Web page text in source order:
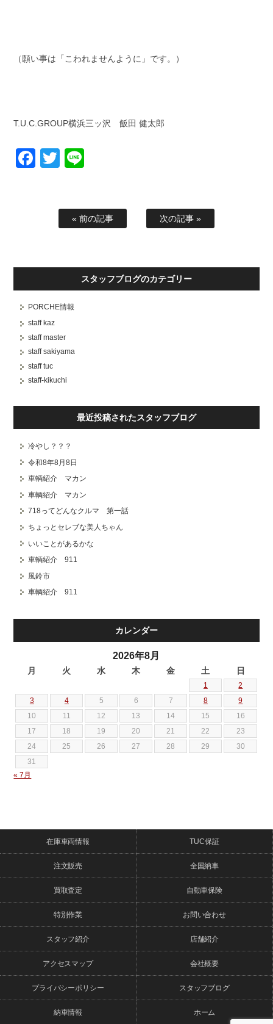
（願い事は「こわれませんように」です。）
T.U.C.GROUP横浜三ッ沢 飯田 健太郎
Facebook
Twitter
« 前の記事 次の記事 »
スタッフブログのカテゴリー
PORCHE情報
staff kaz
staff master
staff sakiyama
staff tuc
staff-kikuchi
最近投稿されたスタッフブログ
冷やし？？？
令和8年8月8日
車輌紹介 マカン
車輌紹介 マカン
718ってどんなクルマ 第一話
ちょっとセレブな美人ちゃん
いいことがあるかな
車輌紹介 911
風鈴市
車輌紹介 911
カレンダー
2026年8月
月 火 水 木 金 土 日
1
2
3
4 5 6 7 8
9
10
11 12 13 14 15
16
17
18 19 20 21 22
23
24
25 26 27 28 29
30
31
« 7月
在庫車両情報 TUC保証
注文販売 全国納車
買取査定 自動車保険
特別作業 お問い合わせ
スタッフ紹介 店舗紹介
アクセスマップ 会社概要
プライバシーポリシー スタッフブログ
納車情報 ホーム